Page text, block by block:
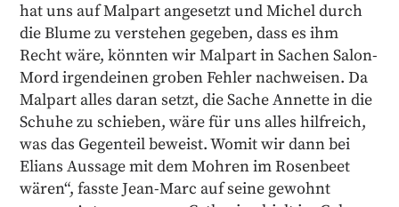
hat uns auf Malpart angesetzt und Michel durch
die Blume zu verstehen gegeben, dass es ihm
Recht wäre, könnten wir Malpart in Sachen Salon-
Mord irgendeinen groben Fehler nachweisen. Da
Malpart alles daran setzt, die Sache Annette in die
Schuhe zu schieben, wäre für uns alles hilfreich,
was das Gegenteil beweist. Womit wir dann bei
Elians Aussage mit dem Mohren im Rosenbeet
wären“, fasste Jean-Marc auf seine gewohnt